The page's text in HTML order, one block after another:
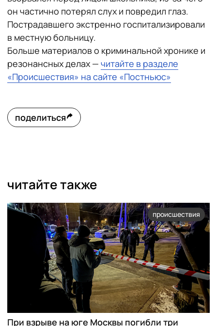
он частично потерял слух и повредил глаз.
Пострадавшего экстренно госпитализировали
в местную больницу.
Больше материалов о криминальной хронике и
резонансных делах — читайте в разделе
«Происшествия» на сайте «Постньюс»
поделиться
читайте также
происшествия
При взрыве на юге Москвы погибли три